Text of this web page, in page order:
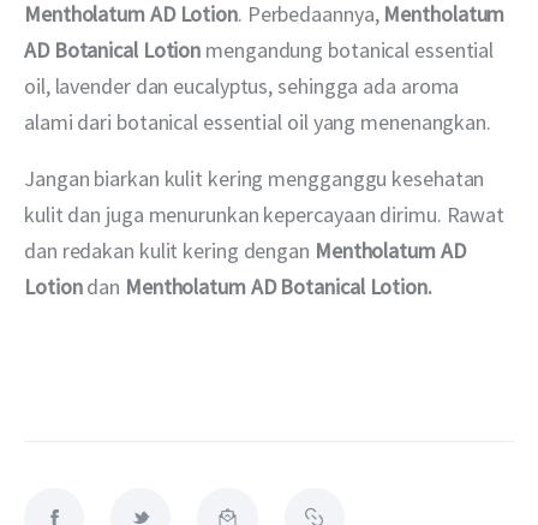
Mentholatum AD Lotion. Perbedaannya, Mentholatum
AD Botanical Lotion mengandung botanical essential
oil, lavender dan eucalyptus, sehingga ada aroma
alami dari botanical essential oil yang menenangkan.
Jangan biarkan kulit kering mengganggu kesehatan
kulit dan juga menurunkan kepercayaan dirimu. Rawat
dan redakan kulit kering dengan Mentholatum AD
Lotion dan Mentholatum AD Botanical Lotion.